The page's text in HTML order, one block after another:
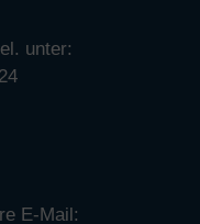
unter:
E-Mail: